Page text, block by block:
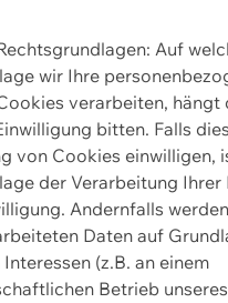
Auf
wir Ihre
verarbeiten, hängt
bitten. Falls
von Cookies einwilligen,
der Verarbeitung Ihrer
Andernfalls
Daten auf
(z.B. an einem
Betrieb unseres